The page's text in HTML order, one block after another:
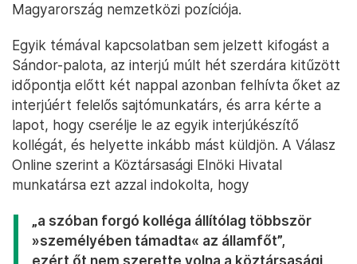
Magyarország nemzetközi pozíciója.
Egyik témával kapcsolatban sem jelzett kifogást a
Sándor-palota, az interjú múlt hét szerdára kitűzött
időpontja előtt két nappal azonban felhívta őket az
interjúért felelős sajtómunkatárs, és arra kérte a
lapot, hogy cserélje le az egyik interjúkészítő
kollégát, és helyette inkább mást küldjön. A Válasz
Online szerint a Köztársasági Elnöki Hivatal
munkatársa ezt azzal indokolta, hogy
„a szóban forgó kolléga állítólag többször
»személyében támadta« az államfőt”,
ezért őt nem szerette volna a köztársasági